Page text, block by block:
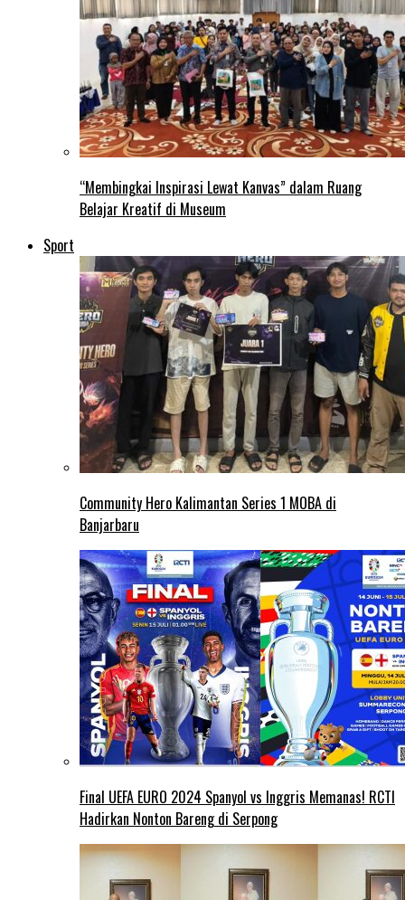
“Membingkai Inspirasi Lewat Kanvas” dalam Ruang
Belajar Kreatif di Museum
Sport
Community Hero Kalimantan Series 1 MOBA di
Banjarbaru
Final UEFA EURO 2024 Spanyol vs Inggris Memanas! RCTI
Hadirkan Nonton Bareng di Serpong